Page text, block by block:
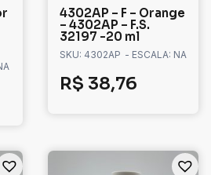
4302AP – F – Orange
– 4302AP – F.S.
32197 -20 ml
SKU: 4302AP - ESCALA: NA
R$ 38,76